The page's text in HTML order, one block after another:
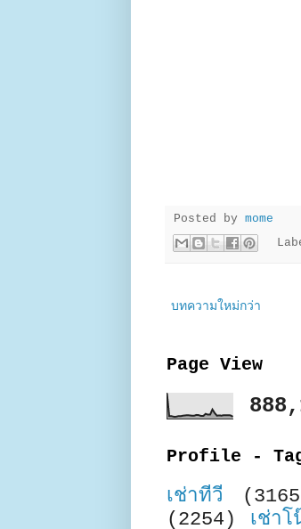
Posted by mome
บทความใหม่กว่า
Page View
Profile -
เช่าทีวี
(2254)
เช่า